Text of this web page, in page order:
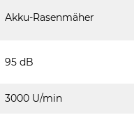
Akku-Rasenmäher
95 dB
3000 U/min